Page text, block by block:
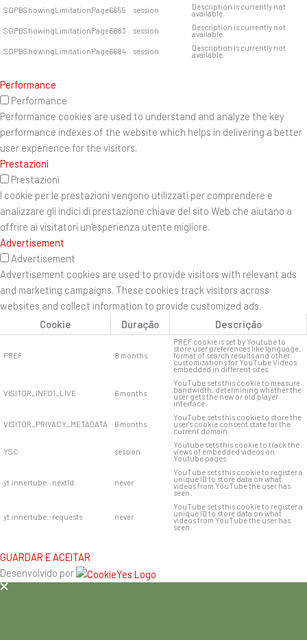
SGPBShowingLimitationPage6655
session Description is currently not
available.
SGPBShowingLimitationPage6683
session Description is currently not
available.
SGPBShowingLimitationPage6684
session Description is currently not
available.
Performance
Performance
Performance cookies are used to understand and analyze the key
performance indexes of the website which helps in delivering a better
user experience for the visitors.
Prestazioni
Prestazioni
I cookie per le prestazioni vengono utilizzati per comprendere e
analizzare gli indici di prestazione chiave del sito Web che aiutano a
offrire ai visitatori un'esperienza utente migliore.
Advertisement
Advertisement
Advertisement cookies are used to provide visitors with relevant ads
and marketing campaigns. These cookies track visitors across
websites and collect information to provide customized ads.
Cookie
Duração Descrição
PREF 8 months
PREF cookie is set by Youtube to
store user preferences like language,
format of search results and other
customizations for YouTube Videos
embedded in different sites.
VISITOR_INFO1_LIVE 6 months
YouTube sets this cookie to measure
bandwidth, determining whether the
user gets the new or old player
interface.
VISITOR_PRIVACY_METADATA 6 months
YouTube sets this cookie to store the
user's cookie consent state for the
current domain.
YSC session
Youtube sets this cookie to track the
views of embedded videos on
Youtube pages.
yt.innertube::nextId never
YouTube sets this cookie to register a
unique ID to store data on what
videos from YouTube the user has
seen.
yt.innertube::requests never
YouTube sets this cookie to register a
unique ID to store data on what
videos from YouTube the user has
seen.
GUARDAR E ACEITAR
Desenvolvido por